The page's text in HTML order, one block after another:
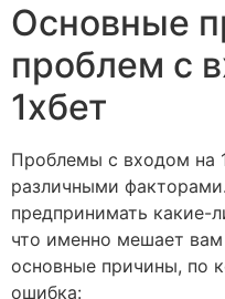
Основные
проблем с
1хбет
Проблемы с входом на
различными
предпринимать какие-
что именно мешает вам
основные причины, по
ошибка: